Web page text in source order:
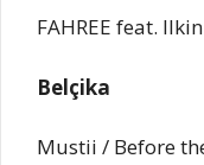
FAHREE feat.
Belçika
Mustii / Before